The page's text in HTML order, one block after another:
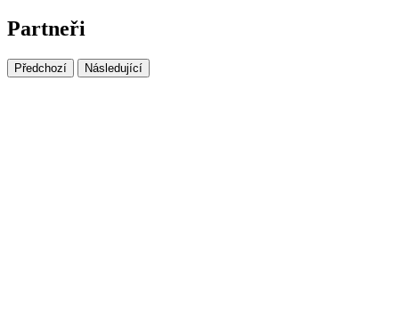
Partneři
Předchozí Následující